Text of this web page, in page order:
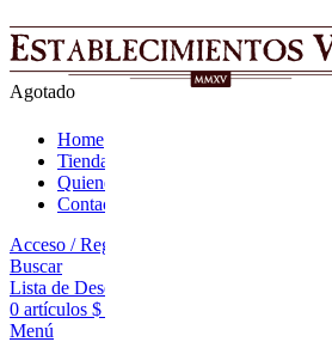
Home
Tienda
Quienes Somos
Contactanos
Acceso / Registro
Buscar
Lista de Deseos
0 artículos $
Menú
Agotado